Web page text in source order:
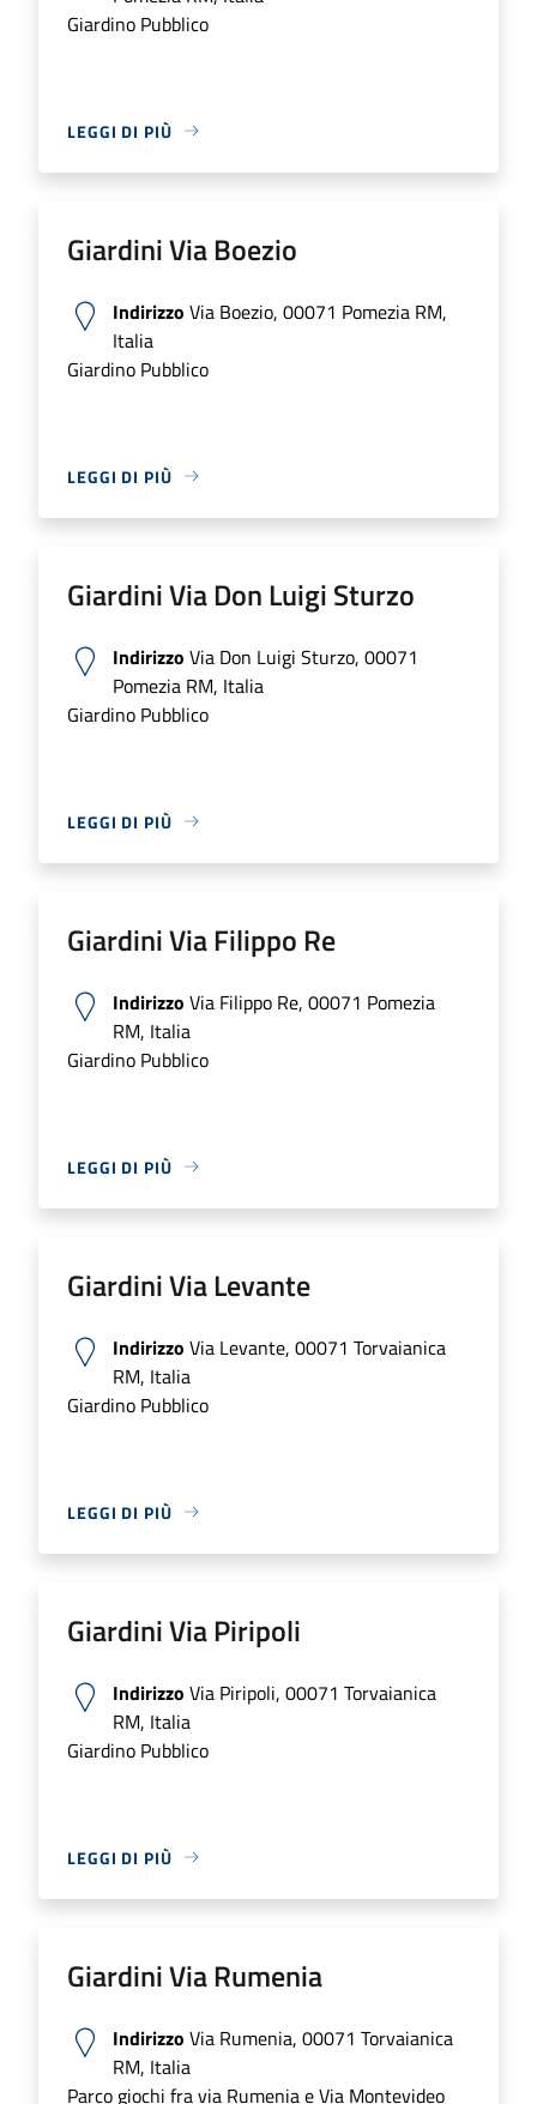
Giardino Pubblico
LEGGI DI PIÙ
Giardini Via Boezio
Indirizzo Via Boezio, 00071 Pomezia RM,
Italia
Giardino Pubblico
LEGGI DI PIÙ
Giardini Via Don Luigi Sturzo
Indirizzo Via Don Luigi Sturzo, 00071
Pomezia RM, Italia
Giardino Pubblico
LEGGI DI PIÙ
Giardini Via Filippo Re
Indirizzo Via Filippo Re, 00071 Pomezia
RM, Italia
Giardino Pubblico
LEGGI DI PIÙ
Giardini Via Levante
Indirizzo Via Levante, 00071 Torvaianica
RM, Italia
Giardino Pubblico
LEGGI DI PIÙ
Giardini Via Piripoli
Indirizzo Via Piripoli, 00071 Torvaianica
RM, Italia
Giardino Pubblico
LEGGI DI PIÙ
Giardini Via Rumenia
Indirizzo Via Rumenia, 00071 Torvaianica
RM, Italia
Parco giochi fra via Rumenia e Via Montevideo